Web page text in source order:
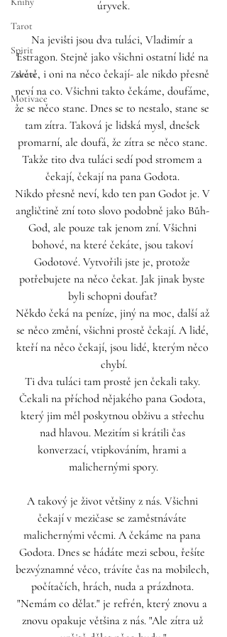
Tarot
Spirit
Zdraví
Motivace
úryvek.
Na jevišti jsou dva tuláci, Vladimír a
Estragon. Stejně jako všichni ostatní lidé na
světě, i oni na něco čekají- ale nikdo přesně
neví na co. Všichni takto čekáme, doufáme,
že se něco stane. Dnes se to nestalo, stane se
tam zítra. Taková je lidská mysl, dnešek
promarní, ale doufá, že zítra se něco stane.
Takže tito dva tuláci sedí pod stromem a
čekají, čekají na pana Godota.
Nikdo přesně neví, kdo ten pan Godot je. V
angličtině zní toto slovo podobně jako Bůh-
God, ale pouze tak jenom zní. Všichni
bohové, na které čekáte, jsou takoví
Godotové. Vytvořili jste je, protože
potřebujete na něco čekat. Jak jinak byste
byli schopni doufat?
Někdo čeká na peníze, jiný na moc, další až
se něco změní, všichni prostě čekají. A lidé,
kteří na něco čekají, jsou lidé, kterým něco
chybí.
Ti dva tuláci tam prostě jen čekali taky.
Čekali na příchod nějakého pana Godota,
který jim měl poskytnou obživu a střechu
nad hlavou. Mezitím si krátili čas
konverzací, vtipkováním, hrami a
malichernými spory.
A takový je život většiny z nás. Všichni
čekají v mezičase se zaměstnáváte
malichernými věcmi. A čekáme na pana
Godota. Dnes se hádáte mezi sebou, řešíte
bezvýznamné věco, trávíte čas na mobilech,
počítačích, hrách, nuda a prázdnota.
"Nemám co dělat." je refrén, který znovu a
znovu opakuje většina z nás. "Ale zítra už